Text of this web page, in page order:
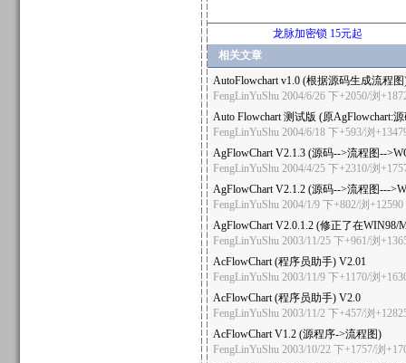
龙脉加密锁 15元起
相关文章
AutoFlowchart v1.0 (根据源码生成流程
FengLinYuShu 2004/6/26 下+2050/浏
Auto Flowchart 测试版 (原AgFlowchart:
FengLinYuShu 2004/6/18 下+593/浏
AgFlowChart V2.1.3 (源码-->流程图--
FengLinYuShu 2004/4/25 下+2310/浏
AgFlowChart V2.1.2 (源码-->流程图---
FengLinYuShu 2004/1/9 下+802/浏+12590
AgFlowChart V2.0.1.2 (修正了在
FengLinYuShu 2003/11/25 下+961/浏
AcFlowChart (程序员助手) V2.01
FengLinYuShu 2003/11/9 下+1170/浏
AcFlowChart (程序员助手) V2.0
FengLinYuShu 2003/11/2 下+457/浏
AcFlowChart V1.2 (源程序->流程图)
FengLinYuShu 2003/10/22 下+1757/浏